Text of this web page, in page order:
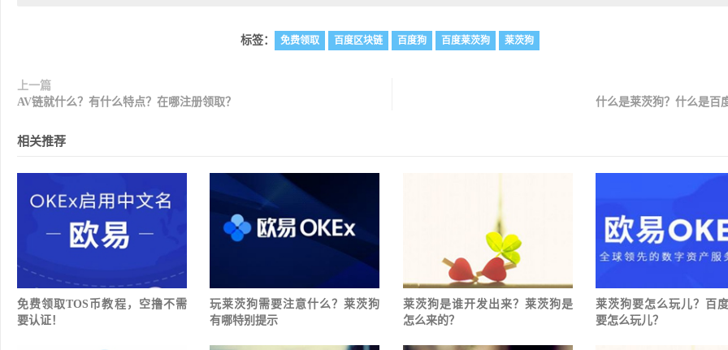
标签： 免费领取 百度区块链 百度狗 百度莱茨狗 莱茨狗
上一篇
AV链就什么？有什么特点？在哪注册领取？
什么是莱茨狗？什么是百
相关推荐
免费领取TOS币教程，空撸不需
要认证！
玩莱茨狗需要注意什么？莱茨狗
有哪特别提示
莱茨狗是谁开发出来？莱茨狗是
怎么来的？
莱茨狗要怎么玩儿？百
要怎么玩儿？